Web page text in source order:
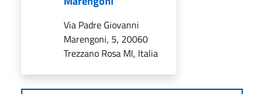
Via Padre Giovanni
Marengoni, 5, 20060
Trezzano Rosa MI, Italia